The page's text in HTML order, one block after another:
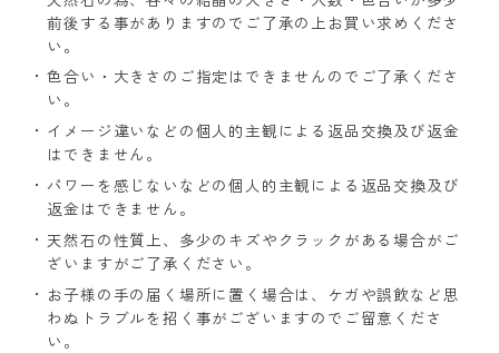
前後する事がありますのでご了承の上お買い求めくださ
い。
色合い・大きさのご指定はできませんのでご了承くださ
い。
イメージ違いなどの個人的主観による返品交換及び返金
はできません。
パワーを感じないなどの個人的主観による返品交換及び
返金はできません。
天然石の性質上、多少のキズやクラックがある場合がご
ざいますがご了承ください。
お子様の手の届く場所に置く場合は、ケガや誤飲など思
わぬトラブルを招く事がございますのでご留意くださ
い。